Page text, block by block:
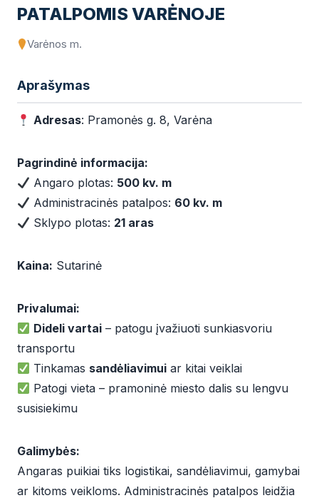
PATALPOMIS VARĖNOJE
Varėnos m.
Aprašymas
Adresas: Pramonės g. 8, Varėna
Pagrindinė informacija:
Angaro plotas: 500 kv. m
Administracinės patalpos: 60 kv. m
Sklypo plotas: 21 aras
Kaina: Sutarinė
Privalumai:
Dideli vartai – patogu įvažiuoti sunkiasvoriu
transportu
Tinkamas sandėliavimui ar kitai veiklai
Patogi vieta – pramoninė miesto dalis su lengvu
susisiekimu
Galimybės:
Angaras puikiai tiks logistikai, sandėliavimui, gamybai
ar kitoms veikloms. Administracinės patalpos leidžia